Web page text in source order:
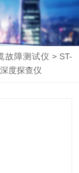
故障测试仪 > ST-
度探查仪